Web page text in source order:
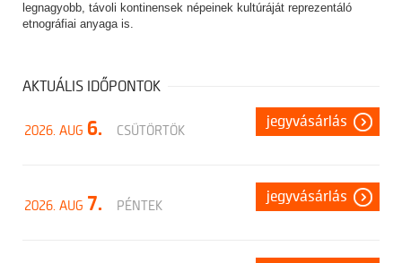
legnagyobb, távoli kontinensek népeinek kultúráját reprezentáló
etnográfiai anyaga is.
AKTUÁLIS IDŐPONTOK
2026. AUG 6. CSÜTÖRTÖK
jegyvásárlás
2026. AUG 7. PÉNTEK
jegyvásárlás